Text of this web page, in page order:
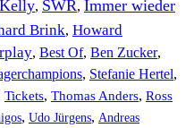
, SWR, Immer wieder
Brink, Howard
, Best Of, Ben Zucker,
, Stefanie Hertel,
Tickets, Thomas Anders, Ross
, Udo Jürgens, Andreas